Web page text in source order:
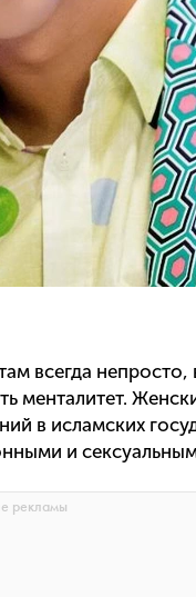
всегда
менталитет.
в исламских
и